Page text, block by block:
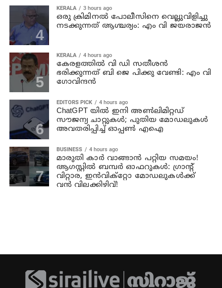
KERALA 3 hours ago
ഒരു ക്രിമിനല്‍ പോലീസിനെ വെല്ലുവിളിച്ചു
നടക്കുന്നത് ആശ്ചര്യം: എം വി ജയരാജന്‍
KERALA 4 hours ago
കേരളത്തില്‍ വി ഡി സതീശന്‍
ഭരിക്കുന്നത് ബി ജെ പിക്കു വേണ്ടി: എം വി
ഗോവിന്ദന്‍
EDITORS PICK 4 hours ago
ChatGPT യിൽ ഇനി അൺലിമിറ്റഡ്
സൗജന്യ ചാറ്റുകൾ; പുതിയ മോഡലുകൾ
അവതരിപ്പിച്ച് ഓപ്പൺ എഐ
BUSINESS 4 hours ago
മാരുതി കാർ വാങ്ങാൻ പറ്റിയ സമയം!
ആഗസ്റ്റിൽ ബമ്പർ ഓഫറുകൾ: ഗ്രാന്റ്
വിറ്റാര, ഇൻവിക്റ്റോ മോഡലുകൾക്ക്
വൻ വിലക്കിഴിവ്!